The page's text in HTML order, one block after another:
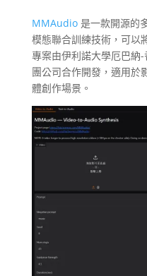
MMAudio 是一款開源的
模態聯合訓練技術，可以
專案由伊利諾大學厄巴納
團公司合作開發，適用於
體創作場景。